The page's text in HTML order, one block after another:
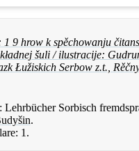
1 9 hrow k spěchowanju
šuli / ilustracije:
Łužiskich Serbow z.t.,
Lehrbücher Sorbisch
.
1.